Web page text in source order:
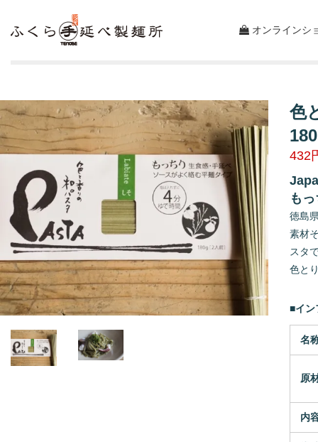
オンラインシ
色
432
も
徳島
素材
スタ
色と
■イン
名
原
内